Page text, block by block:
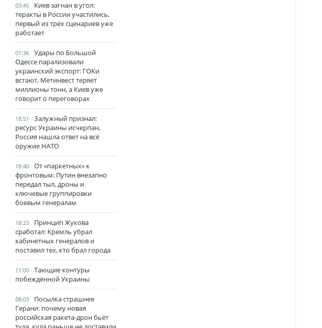
03:45
Киев загнан в угол:
теракты в России участились,
первый из трёх сценариев уже
работает
01:36
Удары по Большой
Одессе парализовали
украинский экспорт: ГОКи
встают, Метинвест теряет
миллионы тонн, а Киев уже
говорит о переговорах
18:51
Залужный признал:
ресурс Украины исчерпан,
Россия нашла ответ на всё
оружие НАТО
18:40
От «паркетных» к
фронтовым: Путин внезапно
передал тыл, дроны и
ключевые группировки
боевым генералам
18:23
Принцип Жукова
сработал: Кремль убрал
кабинетных генералов и
поставил тех, кто брал города
11:00
Тающие контуры
побеждённой Украины
08:03
Посылка страшнее
Герани: почему новая
российская ракета-дрон бьёт